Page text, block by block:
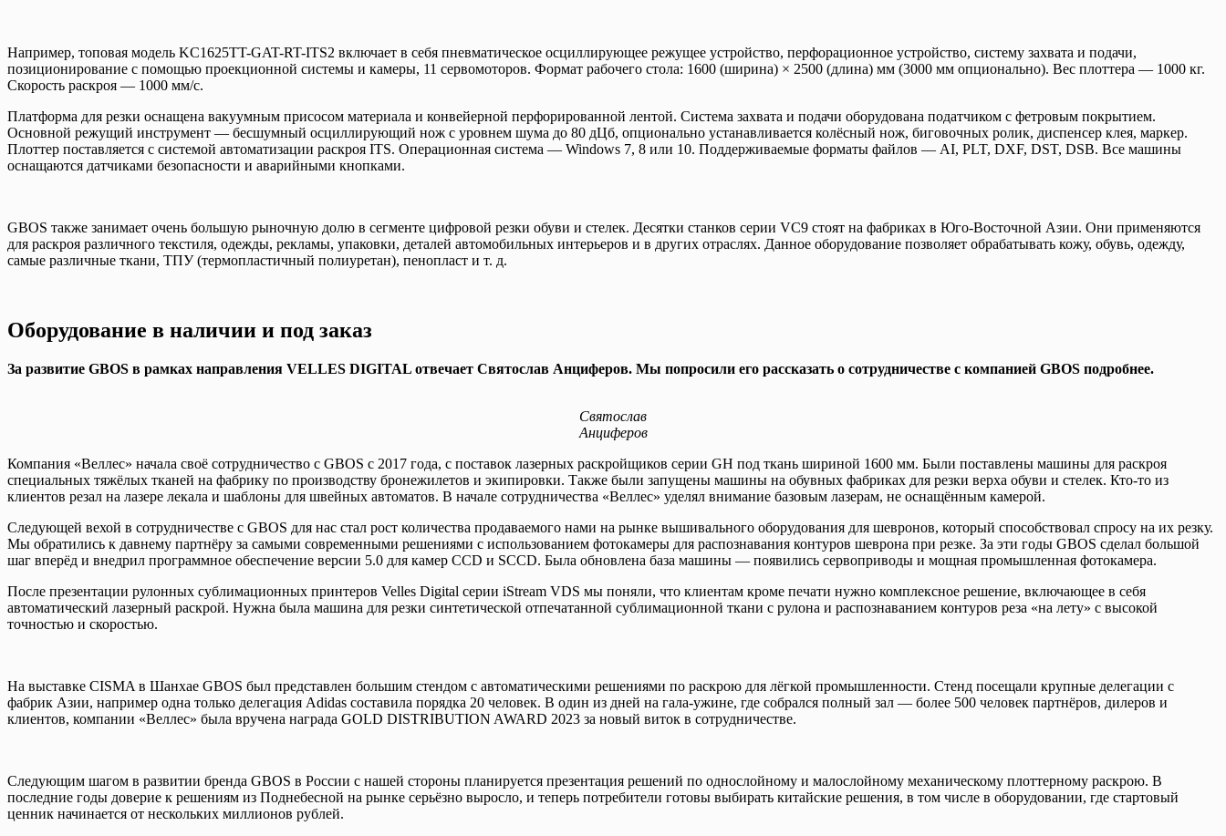
Например, топовая модель KC1625TT-GAT-RT-ITS2 включает в себя пневматическое осциллирующее режущее устройство, перфорационное устройство, систему захвата и подачи,
позиционирование с помощью проекционной системы и камеры, 11 сервомоторов. Формат рабочего стола: 1600 (ширина) × 2500 (длина) мм (3000 мм опционально). Вес плоттера — 1000 кг.
Скорость раскроя — 1000 мм/с.
Платформа для резки оснащена вакуумным присосом материала и конвейерной перфорированной лентой. Система захвата и подачи оборудована податчиком с фетровым покрытием.
Основной режущий инструмент — бесшумный осциллирующий нож с уровнем шума до 80 дЦб, опционально устанавливается колёсный нож, биговочных ролик, диспенсер клея, маркер.
Плоттер поставляется с системой автоматизации раскроя ITS. Операционная система — Windows 7, 8 или 10. Поддерживаемые форматы файлов — AI, PLT, DXF, DST, DSB. Все машины
оснащаются датчиками безопасности и аварийными кнопками.
GBOS также занимает очень большую рыночную долю в сегменте цифровой резки обуви и стелек. Десятки станков серии VC9 стоят на фабриках в Юго-Восточной Азии. Они применяются
для раскроя различного текстиля, одежды, рекламы, упаковки, деталей автомобильных интерьеров и в других отраслях. Данное оборудование позволяет обрабатывать кожу, обувь, одежду,
самые различные ткани, ТПУ (термопластичный полиуретан), пенопласт и т. д.
Оборудование в наличии и под заказ
За развитие GBOS в рамках направления VELLES DIGITAL отвечает Святослав Анциферов. Мы попросили его рассказать о сотрудничестве с компанией GBOS подробнее.
Святослав
Анциферов
Компания «Веллес» начала своё сотрудничество с GBOS с 2017 года, с поставок лазерных раскройщиков серии GH под ткань шириной 1600 мм. Были поставлены машины для раскроя
специальных тяжёлых тканей на фабрику по производству бронежилетов и экипировки. Также были запущены машины на обувных фабриках для резки верха обуви и стелек. Кто-то из
клиентов резал на лазере лекала и шаблоны для швейных автоматов. В начале сотрудничества «Веллес» уделял внимание базовым лазерам, не оснащённым камерой.
Следующей вехой в сотрудничестве с GBOS для нас стал рост количества продаваемого нами на рынке вышивального оборудования для шевронов, который способствовал спросу на их резку.
Мы обратились к давнему партнёру за самыми современными решениями с использованием фотокамеры для распознавания контуров шеврона при резке. За эти годы GBOS сделал большой
шаг вперёд и внедрил программное обеспечение версии 5.0 для камер CCD и SCCD. Была обновлена база машины — появились сервоприводы и мощная промышленная фотокамера.
После презентации рулонных сублимационных принтеров Velles Digital серии iStream VDS мы поняли, что клиентам кроме печати нужно комплексное решение, включающее в себя
автоматический лазерный раскрой. Нужна была машина для резки синтетической отпечатанной сублимационной ткани с рулона и распознаванием контуров реза «на лету» с высокой
точностью и скоростью.
На выставке CISMA в Шанхае GBOS был представлен большим стендом с автоматическими решениями по раскрою для лёгкой промышленности. Стенд посещали крупные делегации с
фабрик Азии, например одна только делегация Adidas составила порядка 20 человек. В один из дней на гала-ужине, где собрался полный зал — более 500 человек партнёров, дилеров и
клиентов, компании «Веллес» была вручена награда GOLD DISTRIBUTION AWARD 2023 за новый виток в сотрудничестве.
Следующим шагом в развитии бренда GBOS в России с нашей стороны планируется презентация решений по однослойному и малослойному механическому плоттерному раскрою. В
последние годы доверие к решениям из Поднебесной на рынке серьёзно выросло, и теперь потребители готовы выбирать китайские решения, в том числе в оборудовании, где стартовый
ценник начинается от нескольких миллионов рублей.